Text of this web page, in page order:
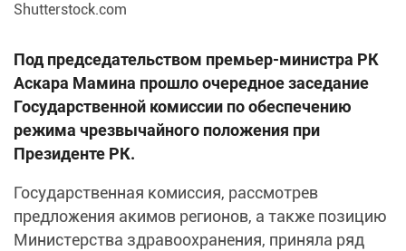
Shutterstock.com
Под председательством премьер-министра РК
Аскара Мамина прошло очередное заседание
Государственной комиссии по обеспечению
режима чрезвычайного положения при
Президенте РК.
Государственная комиссия, рассмотрев
предложения акимов регионов, а также позицию
Министерства здравоохранения, приняла ряд